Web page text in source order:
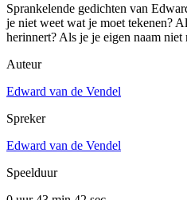
Sprankelende gedichten van
je niet weet wat je moet tekenen?
herinnert? Als je je eigen naam
Auteur
Edward van de Vendel
Spreker
Edward van de Vendel
Speelduur